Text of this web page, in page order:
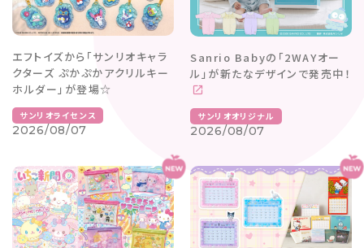
エフトイズから「サンリオキャラ
クターズ ぷかぷかアクリルキー
ホルダー」が登場☆
サンリオライセンス
2026/08/07
Sanrio Babyの「2WAYオー
ル」が新たなデザインで発売中！
サンリオオリジナル
2026/08/07